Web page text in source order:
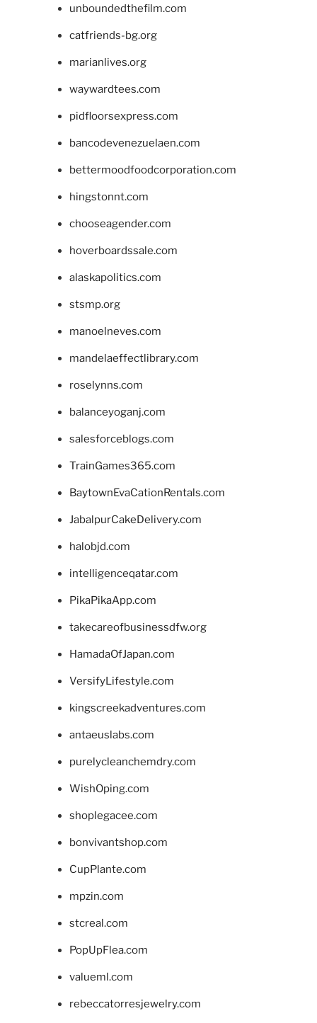
unboundedthefilm.com
catfriends-bg.org
marianlives.org
waywardtees.com
pidfloorsexpress.com
bancodevenezuelaen.com
bettermoodfoodcorporation.com
hingstonnt.com
chooseagender.com
hoverboardssale.com
alaskapolitics.com
stsmp.org
manoelneves.com
mandelaeffectlibrary.com
roselynns.com
balanceyoganj.com
salesforceblogs.com
TrainGames365.com
BaytownEvaCationRentals.com
JabalpurCakeDelivery.com
halobjd.com
intelligenceqatar.com
PikaPikaApp.com
takecareofbusinessdfw.org
HamadaOfJapan.com
VersifyLifestyle.com
kingscreekadventures.com
antaeuslabs.com
purelycleanchemdry.com
WishOping.com
shoplegacee.com
bonvivantshop.com
CupPlante.com
mpzin.com
stcreal.com
PopUpFlea.com
valueml.com
rebeccatorresjewelry.com